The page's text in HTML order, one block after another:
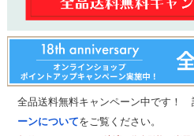
全品送料無料キャンペーン中です！
ーンについてをご覧ください。